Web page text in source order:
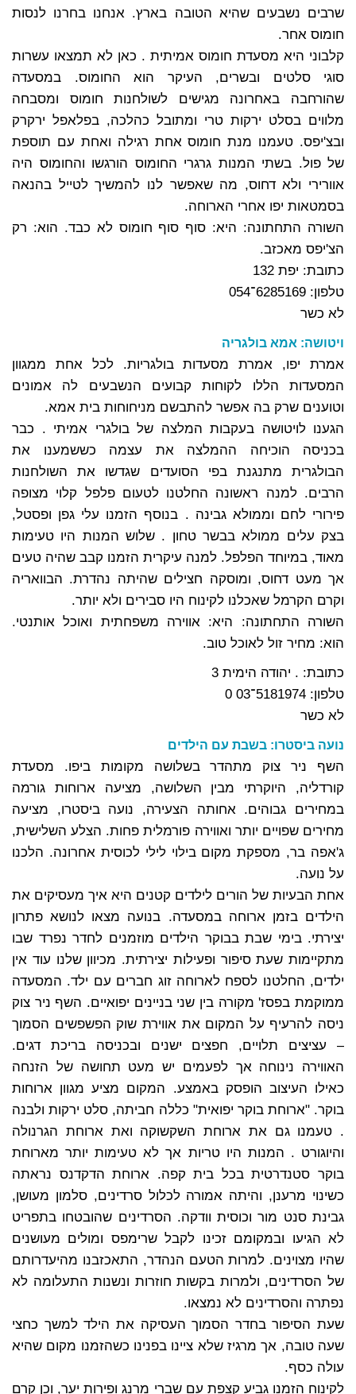
שרבים נשבעים שהיא הטובה בארץ. אנחנו בחרנו לנסות
חומוס אחר.
קלבוני היא מסעדת חומוס אמיתית . כאן לא תמצאו עשרות
סוגי סלטים ובשרים, העיקר הוא החומוס. במסעדה
שהורחבה באחרונה מגישים לשולחנות חומוס ומסבחה
מלווים בסלט ירקות טרי ומתובל כהלכה, בפלאפל ירקרק
ובצ'יפס. טעמנו מנת חומוס אחת רגילה ואחת עם תוספת
של פול. בשתי המנות גרגרי החומוס הורגשו והחומוס היה
אוורירי ולא דחוס, מה שאפשר לנו להמשיך לטייל בהנאה
בסמטאות יפו אחרי הארוחה.
השורה התחתונה: היא: סוף סוף חומוס לא כבד. הוא: רק
הצ'יפס מאכזב.
כתובת: יפת 132
טלפון: 6285169־054
לא כשר
ויטושה: אמא בולגריה
אמרת יפו, אמרת מסעדות בולגריות. לכל אחת ממגוון
המסעדות הללו לקוחות קבועים הנשבעים לה אמונים
וטוענים שרק בה אפשר להתבשם מניחוחות בית אמא.
הגענו לויטושה בעקבות המלצה של בולגרי אמיתי . כבר
בכניסה הוכיחה ההמלצה את עצמה כששמענו את
הבולגרית מתנגנת בפי הסועדים שגדשו את השולחנות
הרבים. למנה ראשונה החלטנו לטעום פלפל קלוי מצופה
פירורי לחם וממולא גבינה . בנוסף הזמנו עלי גפן ופסטל,
בצק עלים ממולא בבשר טחון . שלוש המנות היו טעימות
מאוד, במיוחד הפלפל. למנה עיקרית הזמנו קבב שהיה טעים
אך מעט דחוס, ומוסקה חצילים שהיתה נהדרת. הבוואריה
וקרם הקרמל שאכלנו לקינוח היו סבירים ולא יותר.
השורה התחתונה: היא: אווירה משפחתית ואוכל אותנטי.
הוא: מחיר זול לאוכל טוב.
כתובת: . יהודה הימית 3
טלפון: 5181974־03 0
לא כשר
נועה ביסטרו: בשבת עם הילדים
השף ניר צוק מתהדר בשלושה מקומות ביפו. מסעדת
קורדליה, היוקרתי מבין השלושה, מציעה ארוחות גורמה
במחירים גבוהים. אחותה הצעירה, נועה ביסטרו, מציעה
מחירים שפויים יותר ואווירה פורמלית פחות. הצלע השלישית,
ג'אפה בר, מספקת מקום בילוי לילי לכוסית אחרונה. הלכנו
על נועה.
אחת הבעיות של הורים לילדים קטנים היא איך מעסיקים את
הילדים בזמן ארוחה במסעדה. בנועה מצאו לנושא פתרון
יצירתי. בימי שבת בבוקר הילדים מוזמנים לחדר נפרד שבו
מתקיימות שעת סיפור ופעילות יצירתית. מכיוון שלנו עוד אין
ילדים, החלטנו לספח לארוחה זוג חברים עם ילד. המסעדה
ממוקמת בפסז' מקורה בין שני בניינים יפואיים. השף ניר צוק
ניסה להרעיף על המקום את אווירת שוק הפשפשים הסמוך
– עציצים תלויים, חפצים ישנים ובכניסה בריכת דגים.
האווירה נינוחה אך לפעמים יש מעט תחושה של הזנחה
כאילו העיצוב הופסק באמצע. המקום מציע מגוון ארוחות
בוקר. "ארוחת בוקר יפואית" כללה חביתה, סלט ירקות ולבנה
. טעמנו גם את ארוחת השקשוקה ואת ארוחת הגרנולה
והיוגורט . המנות היו טריות אך לא טעימות יותר מארוחת
בוקר סטנדרטית בכל בית קפה. ארוחת הדקדנס נראתה
כשינוי מרענן, והיתה אמורה לכלול סרדינים, סלמון מעושן,
גבינת סנט מור וכוסית וודקה. הסרדינים שהובטחו בתפריט
לא הגיעו ובמקומם זכינו לקבל שרימפס ומולים מעושנים
שהיו מצוינים. למרות הטעם הנהדר, התאכזבנו מהיעדרותם
של הסרדינים, ולמרות בקשות חוזרות ונשנות התעלומה לא
נפתרה והסרדינים לא נמצאו.
שעת הסיפור בחדר הסמוך העסיקה את הילד למשך כחצי
שעה טובה, אך מרגיז שלא ציינו בפנינו כשהזמנו מקום שהיא
עולה כסף.
לקינוח הזמנו גביע קצפת עם שברי מרנג ופירות יער, וכן קרם